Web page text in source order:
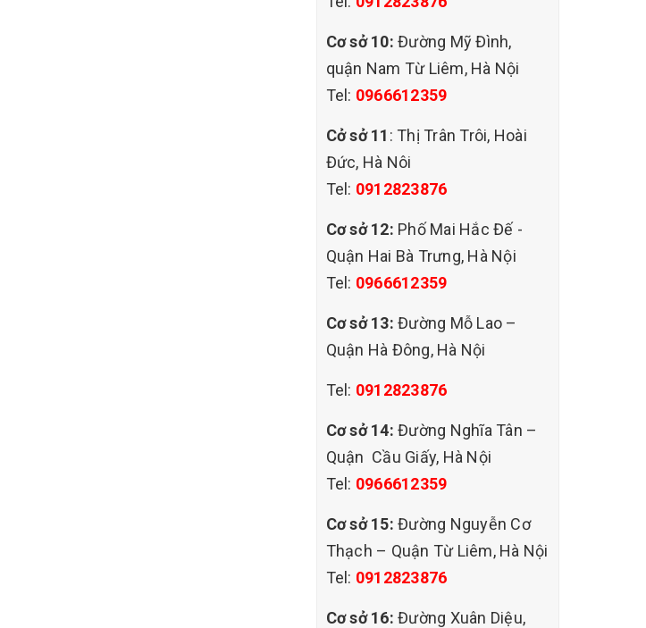
Cơ sở 10: Đường Mỹ Đình,
quận Nam Từ Liêm, Hà Nội
Tel: 0966612359
Cở sở 11 : Thị Trân Trôi, Hoài
Đức, Hà Nôi
Tel: 0912823876
Cơ sở 12: Phố Mai Hắc Đế -
Quận Hai Bà Trưng, Hà Nội
Tel: 0966612359
Cơ sở 13: Đường Mỗ Lao –
Quận Hà Đông, Hà Nội
Tel: 0912823876
Cơ sở 14: Đường Nghĩa Tân –
Quận Cầu Giấy, Hà Nội
Tel: 0966612359
Cơ sở 15: Đường Nguyễn Cơ
Thạch – Quận Từ Liêm, Hà Nội
Tel: 0912823876
Cơ sở 16: Đường Xuân Diệu,